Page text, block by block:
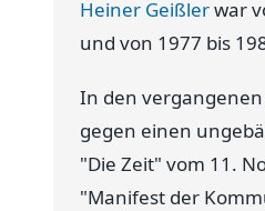
Heiner Geißlerwar
und von 1977 bis
In den
gegen einen
"Die Zeit" vom 11.
"Manifest der